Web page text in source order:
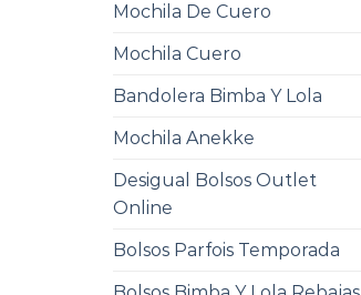
Mochila De Cuero
Mochila Cuero
Bandolera Bimba Y Lola
Mochila Anekke
Desigual Bolsos Outlet
Online
Bolsos Parfois Temporada